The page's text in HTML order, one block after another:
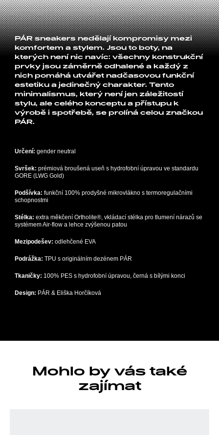
PÁR sneakers nedělají kompromisy mezi
komfortem a stylem. Jsou to boty, na
kterých není nic navíc: všechny konstrukční
prvky jsou záměrně odhalené a každý z
nich pomáhá utvářet nadčasovou funkční
estetiku a jedinečný charakter. Tento
minimalismus, který není jen záležitostí
stylu, ale celého konceptu a přístupu k
výrobě i spotřebě, se prolíná celou značkou
PÁR.
Určení: gender neutral
Svršek: prémiová broušená useň s hydrofobní úpravou ve standardu
GORE (LWG Gold)
Podšívka: funkční 100% prodyšné mikrovlákno s termoregulačními
schopnostmi
Stélka: extra měkčení Ortholite®, vkládací stélka pro tlumení nárazů se
systémem Air-flow a lehce zvýšenou patou
Mezipodešev: odlehčené EVA
Podrážka: TPU s originálním dezénem PÁR
Tkaničky: 100% PES s hydrofobní úpravou, černá s bílými konci
Design: PÁR & Eliška Horčíková
Mohlo by vás také
zajímat